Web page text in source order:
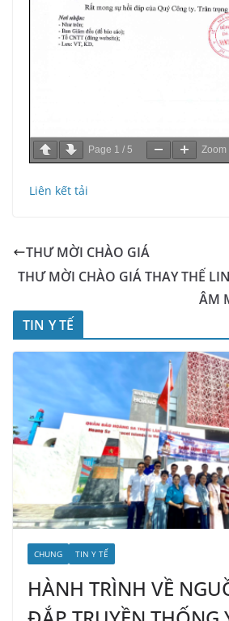
Page 1 / 5 Zoom
Liên kết tải
THƯ MỜI CHÀO GIÁ
THƯ MỜI CHÀO GIÁ THAY THẾ
ÂM
TIN Y TẾ
CHUNG TIN Y TẾ
HÀNH TRÌNH VỀ